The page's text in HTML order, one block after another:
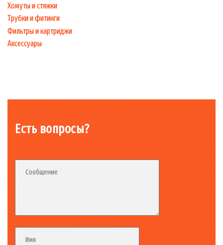
Хомуты и стяжки
Трубки и фитинги
Фильтры и картриджи
Аксессуары
Есть вопросы?
Fieldset
Сообщение
Fieldset
Имя